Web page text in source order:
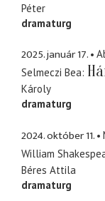
Péter
dramaturg
2025. január 17.
Selmeczi Bea
Károly
dramaturg
2024. október 11.
William
Béres Attila
dramaturg